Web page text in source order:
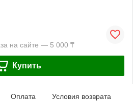
на сайте — 5 000 ₸
Купить
Оплата Условия возврата